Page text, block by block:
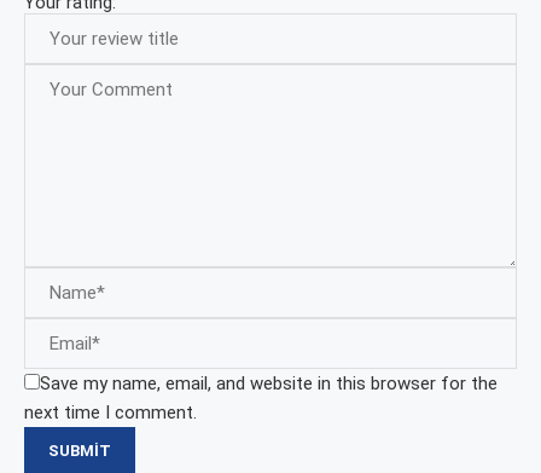
Save my name, email, and website in this browser for the
next time I comment.